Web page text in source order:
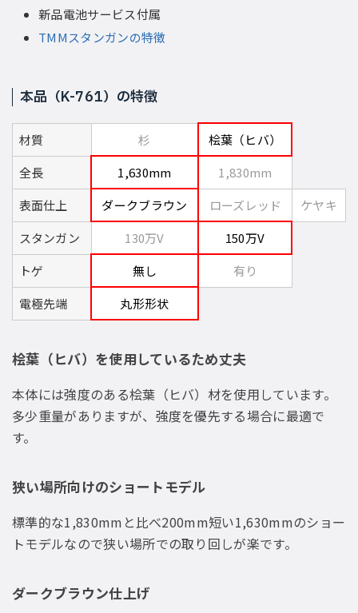
新品電池サービス付属
TMMスタンガンの特徴
本品（K-761）の特徴
材質 杉
桧葉（ヒバ）
全長
1,630mm
1,830mm
表面仕上
ダークブラウン ローズレッド
ケヤキ
スタンガン
130万V
150万V
トゲ
無し
有り
電極先端
丸形形状
桧葉（ヒバ）を使用しているため丈夫
本体には強度のある桧葉（ヒバ）材を使用しています。
多少重量がありますが、強度を優先する場合に最適で
す。
狭い場所向けのショートモデル
標準的な1,830mmと比べ200mm短い1,630mmのショー
トモデルなので狭い場所での取り回しが楽です。
ダークブラウン仕上げ